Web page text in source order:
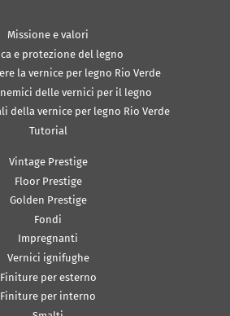
Missione e valori
e protezione del legno
la vernice per legno Rio Verde
delle vernici per il legno
della vernice per legno Rio Verde
Tutorial
Vintage Prestige
Floor Prestige
Golden Prestige
Fondi
Impregnanti
Vernici ignifughe
Finiture per esterno
Finiture per interno